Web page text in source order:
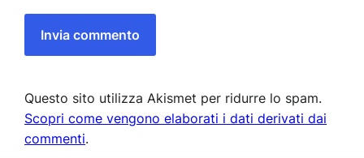
Questo sito utilizza Akismet per ridurre lo spam.
Scopri come vengono elaborati i dati derivati dai
commenti.